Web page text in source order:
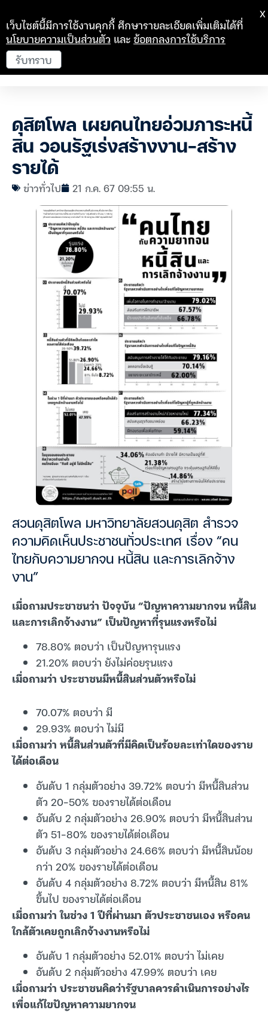
ดุสิตโพล เผยคนไทยอ่วมภาระหนี้
สิน วอนรัฐเร่งสร้างงาน-สร้าง
รายได้
ข่าวทั่วไป 21 ก.ค. 67 09:55 น.
สวนดุสิตโพล มหาวิทยาลัยสวนดุสิต สำรวจ
ความคิดเห็นประชาชนทั่วประเทศ เรื่อง “คน
ไทยกับความยากจน หนี้สิน และการเลิกจ้าง
งาน”
เมื่อถามประชาชนว่า ปัจจุบัน “ปัญหาความยากจน หนี้สิน
และการเลิกจ้างงาน” เป็นปัญหาที่รุนแรงหรือไม่
78.80% ตอบว่า เป็นปัญหารุนแรง
21.20% ตอบว่า ยังไม่ค่อยรุนแรง
เมื่อถามว่า ประชาชนมีหนี้สินส่วนตัวหรือไม่
70.07% ตอบว่า มี
29.93% ตอบว่า ไม่มี
เมื่อถามว่า หนี้สินส่วนตัวที่มีคิดเป็นร้อยละเท่าใดของราย
ได้ต่อเดือน
อันดับ 1 กลุ่มตัวอย่าง 39.72% ตอบว่า มีหนี้สินส่วน
ตัว 20-50% ของรายได้ต่อเดือน
อันดับ 2 กลุ่มตัวอย่าง 26.90% ตอบว่า มีหนี้สินส่วน
ตัว 51-80% ของรายได้ต่อเดือน
อันดับ 3 กลุ่มตัวอย่าง 24.66% ตอบว่า มีหนี้สินน้อย
กว่า 20% ของรายได้ต่อเดือน
อันดับ 4 กลุ่มตัวอย่าง 8.72% ตอบว่า มีหนี้สิน 81%
ขึ้นไป ของรายได้ต่อเดือน
เมื่อถามว่า ในช่วง 1 ปีที่ผ่านมา ตัวประชาชนเอง หรือคน
ใกล้ตัวเคยถูกเลิกจ้างงานหรือไม่
อันดับ 1 กลุ่มตัวอย่าง 52.01% ตอบว่า ไม่เคย
อันดับ 2 กลุ่มตัวอย่าง 47.99% ตอบว่า เคย
เมื่อถามว่า ประชาชนคิดว่ารัฐบาลควรดำเนินการอย่างไร
เพื่อแก้ไขปัญหาความยากจน
เว็บไซต์นี้มีการใช้งานคุกกี้ ศึกษารายละเอียดเพิ่มเติมได้ที่
นโยบายความเป็นส่วนตัว และข้อตกลงการใช้บริการ
รับทราบ
X